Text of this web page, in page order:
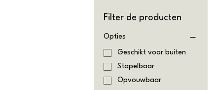
Filter de producten
Opties
Geschikt voor buiten
Stapelbaar
Opvouwbaar